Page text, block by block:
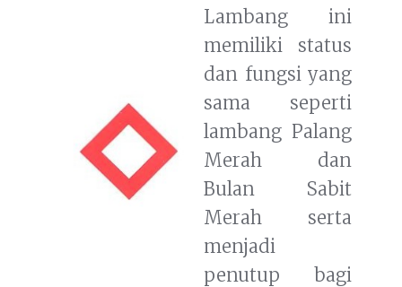
Lambang ini
memiliki status
dan fungsi yang
sama seperti
lambang Palang
Merah dan
Bulan Sabit
Merah serta
menjadi
penutup bagi